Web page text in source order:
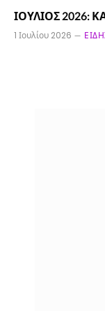
ΙΟΥΛΙΟΣ 2026:
1 Ιουλίου 2026